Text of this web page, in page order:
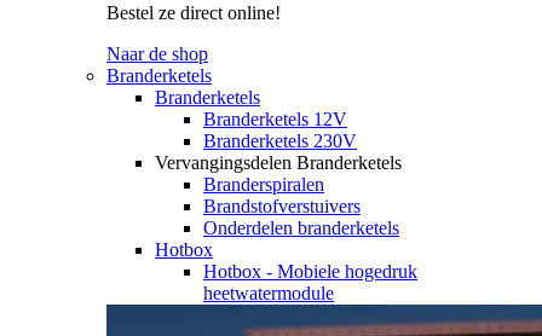
Bestel ze direct online!
Naar de shop
Branderketels
Branderketels
Branderketels 12V
Branderketels 230V
Vervangingsdelen Branderketels
Branderspiralen
Brandstofverstuivers
Onderdelen branderketels
Hotbox
Hotbox - Mobiele hogedruk
heetwatermodule